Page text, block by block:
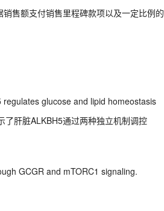
售额支付销售里程碑款项以及一定比例的
glucose and lipid homeostasis
肝脏ALKBH5通过两种独立机制调控
GCGR and mTORC1 signaling.